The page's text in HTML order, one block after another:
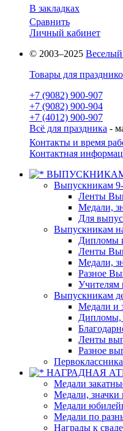
В закладках
Сравнить
Личный кабинет
© 2003–2025
Товары для
+7 (9082) 900-907
+7 (9082) 900-904
+7 (4012) 900-907
Всё для праздника -
Контакты и время
Контактная
Выпускникам 9-
Ленты
Медали,
Для
Выпускникам
Дипломы
Ленты
Медали,
Разное
Учителям
Выпускникам
Медали и
Дипломы,
Ленты
Разное
НАГРАДНАЯ
Медали
Медали,
Медали
Медали по
Награды к